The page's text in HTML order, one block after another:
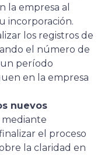
la empresa al
incorporación.
los registros de
el número de
período
en la empresa
nuevos
el proceso
la claridad en